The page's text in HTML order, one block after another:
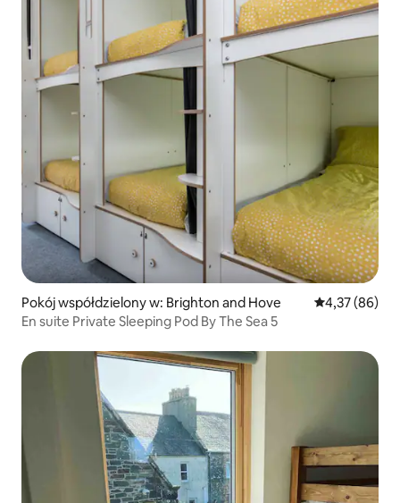
Pokój współdzielony w: Brighton and Hove Średnia
4,37 (86)
En suite Private Sleeping Pod By The Sea 5